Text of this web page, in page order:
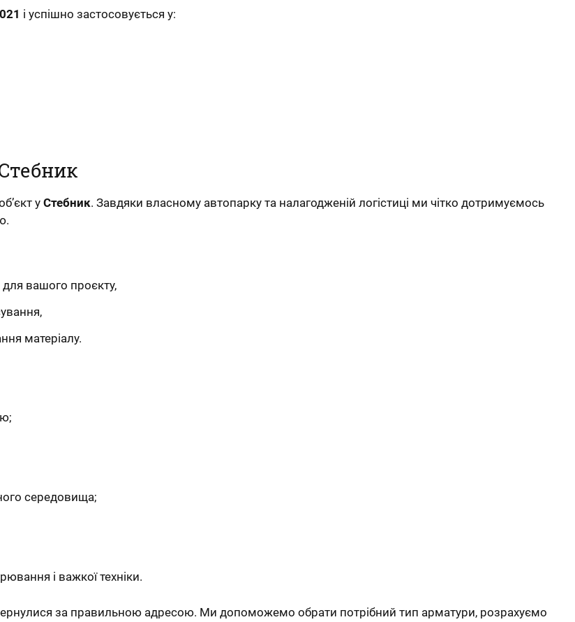
і успішно застосовується у:
у Стебник. Завдяки власному автопарку та налагодженій логістиці ми чітко дотримуємось
для вашого проєкту,
матеріалу.
середовища;
і важкої техніки.
за правильною адресою. Ми допоможемо обрати потрібний тип арматури, розрахуємо